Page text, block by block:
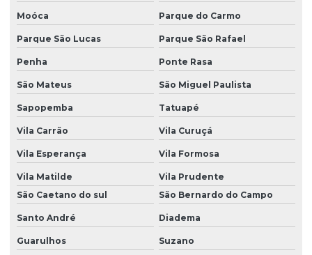
Manutenção de bomba de infusão mi20 em são paulo
Manutenção de bomba de infusão mi20 em sp
Manutenção de bomba de infusão mi23
Manutenção de bomba de infusão mi23 em são paulo
Manutenção de bomba de infusão mi23 em sp
Manutenção de bomba de seringa ms31
Manutenção de bomba de seringa ms31 em são paulo
Manutenção de bomba de seringa ms31 em sp
Moóca Parque do Carmo
Parque São Lucas Parque São Rafael
Penha Ponte Rasa
São Mateus São Miguel Paulista
Sapopemba Tatuapé
Vila Carrão Vila Curuçá
Vila Esperança Vila Formosa
Vila Matilde
Vila Prudente
São Caetano do sul
São Bernardo do Campo
Santo André Diadema
Guarulhos Suzano